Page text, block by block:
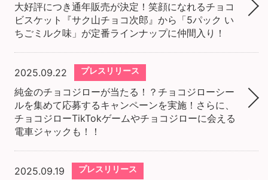
大好評につき通年販売が決定！笑顔になれるチョコ
ビスケット『サク山チョコ次郎』から「5パック い
ちごミルク味」が定番ラインナップに仲間入り！
2025.09.22 プレスリリース
純金のチョコジローが当たる！？チョコジローシー
ルを集めて応募するキャンペーンを実施！さらに、
チョコジローTikTokゲームやチョコジローに会える
電車ジャックも！！
2025.09.19 プレスリリース